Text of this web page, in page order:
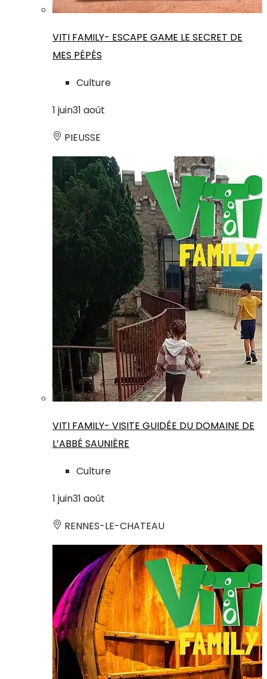
VITI FAMILY- ESCAPE GAME LE SECRET DE
MES PÉPÉS
Culture
1 juin31 août
PIEUSSE
VITI FAMILY- VISITE GUIDÉE DU DOMAINE DE
L’ABBÉ SAUNIÈRE
Culture
1 juin31 août
RENNES-LE-CHATEAU